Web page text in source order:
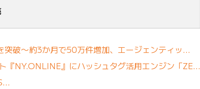
破〜約3か月で50万件増加、エージェンティッ…
『NY.ONLINE』にハッシュタグ活用エンジン「ZE…